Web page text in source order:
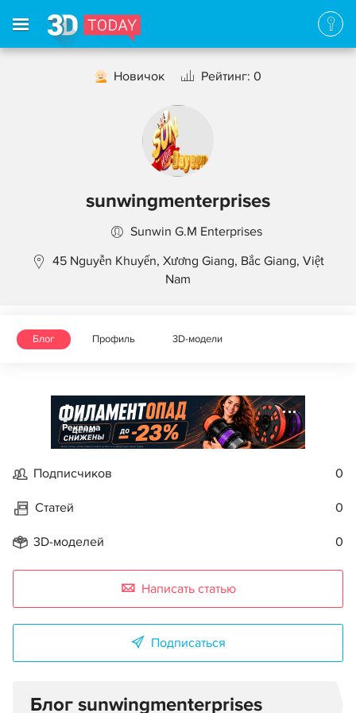
Новичок Рейтинг: 0
sunwingmenterprises
Sunwin G.M Enterprises
45 Nguyễn Khuyến, Xương Giang, Bắc Giang, Việt
Nam
Блог Профиль 3D-модели
Реклама
Подписчиков 0
Статей 0
3D-моделей 0
Написать статью
Подписаться
Блог sunwingmenterprises